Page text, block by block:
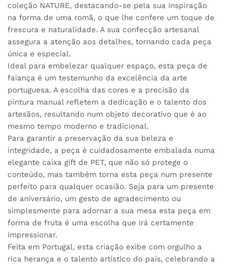
coleção NATURE, destacando-se pela sua inspiração
na forma de uma romã, o que lhe confere um toque de
frescura e naturalidade. A sua confecção artesanal
assegura a atenção aos detalhes, tornando cada peça
única e especial.
Ideal para embelezar qualquer espaço, esta peça de
faiança é um testemunho da excelência da arte
portuguesa. A escolha das cores e a precisão da
pintura manual refletem a dedicação e o talento dos
artesãos, resultando num objeto decorativo que é ao
mesmo tempo moderno e tradicional.
Para garantir a preservação da sua beleza e
integridade, a peça é cuidadosamente embalada numa
elegante caixa gift de PET, que não só protege o
conteúdo, mas também torna esta peça num presente
perfeito para qualquer ocasião. Seja para um presente
de aniversário, um gesto de agradecimento ou
simplesmente para adornar a sua mesa esta peça em
forma de fruta é uma escolha que irá certamente
impressionar.
Feita em Portugal, esta criação exibe com orgulho a
rica herança e o talento artístico do país, celebrando a